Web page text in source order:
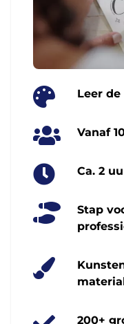
Leer
Vanaf
Ca. 2
Stap
200+